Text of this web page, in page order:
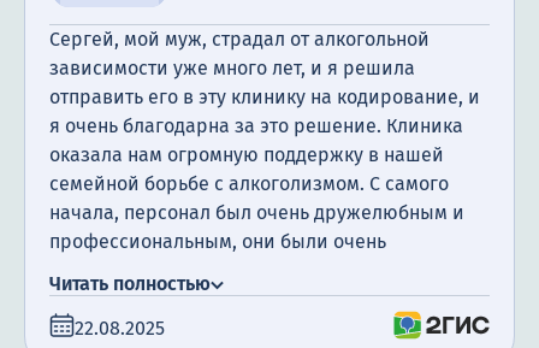
Круглосуточно, анонимно
Адрес call-центра
Москва, 1-й Новокузнецкий переулок, 10с1
Сергей, мой муж, страдал от алкогольной
зависимости уже много лет, и я решила
отправить его в эту клинику на кодирование, и
я очень благодарна за это решение. Клиника
оказала нам огромную поддержку в нашей
семейной борьбе с алкоголизмом. С самого
начала, персонал был очень дружелюбным и
профессиональным, они были очень
Кодирование прошло очень гладко, и мой муж
начал ощущать улучшение своего здоровья.
Читать полностью
22.08.2025